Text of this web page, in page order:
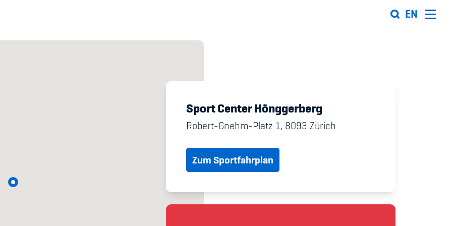
EN
Diversität & Inklusion
Kinderbetreuung
Schwangerschaft & Sport
Offene Stellen
Sport Center Hönggerberg
Robert-Gnehm-Platz 1, 8093 Zürich
Zum Sportfahrplan